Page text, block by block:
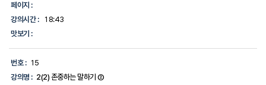
페이지 :
강의시간 :
18:43
맛보기 :
번호 : 15
강의명 : 2(2) 존중하는 말하기 ②